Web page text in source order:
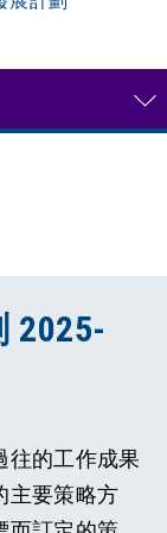
2025-
往的工作成果
主要策略方